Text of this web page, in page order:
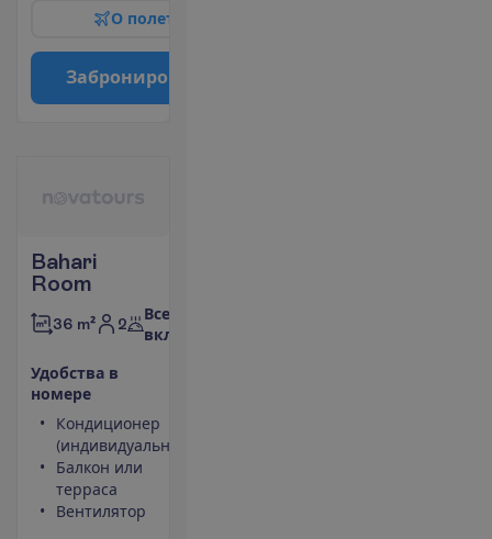
О полет
Заброниро
Bahari
Room
36 m² 2
Все
включено
Удобства в
номере
Кондиционер
(индивидуальный)
Балкон или
терраса
Вентилятор